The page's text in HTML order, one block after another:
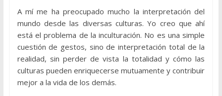
A mí me ha preocupado mucho la interpretación del
mundo desde las diversas culturas. Yo creo que ahí
está el problema de la inculturación. No es una simple
cuestión de gestos, sino de interpretación total de la
realidad, sin perder de vista la totalidad y cómo las
culturas pueden enriquecerse mutuamente y contribuir
mejor a la vida de los demás.